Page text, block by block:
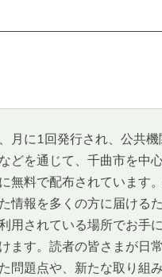
月に1回発行され、公共機
どを通じて、千曲市を中
無料で配布されています
情報を多くの方に届ける
用されている場所でお手
ます。読者の皆さまが日
問題点や、新たな取り組